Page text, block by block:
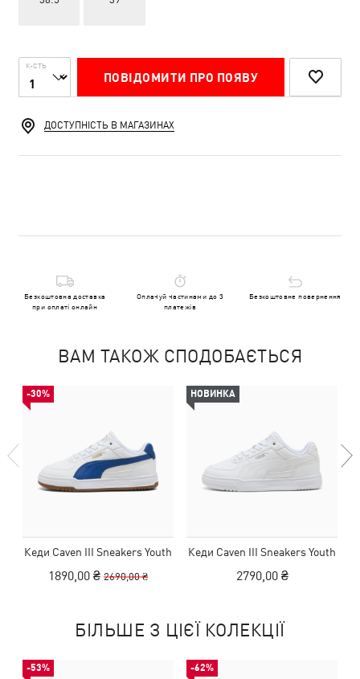
К-СТЬ
ПОВІДОМИТИ ПРО ПОЯВУ
ДОСТУПНІСТЬ В МАГАЗИНАХ
Безкоштовна доставка
при оплаті онлайн
Оплачуй частинами до 3
платежів
Безкоштовне повернення
ВАМ ТАКОЖ СПОДОБАЄТЬСЯ
-30%
Кеди Caven III Sneakers Youth
1890,00 ₴ 2690,00 ₴
НОВИНКА
Кеди Caven III Sneakers Youth
2790,00 ₴
БІЛЬШЕ З ЦІЄЇ КОЛЕКЦІЇ
-53% -62%